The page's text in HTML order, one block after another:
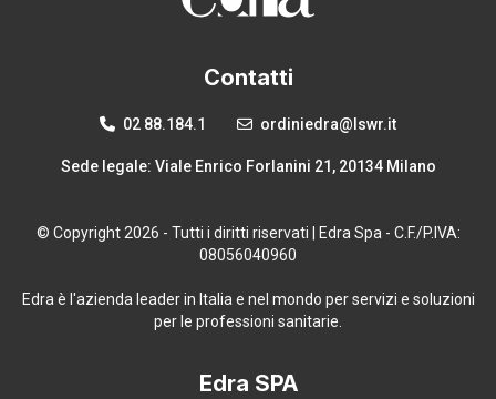
Contatti
02 88.184.1 ordiniedra@lswr.it
Sede legale: Viale Enrico Forlanini 21, 20134 Milano
© Copyright 2026 - Tutti i diritti riservati | Edra Spa - C.F./P.IVA:
08056040960
Edra è l'azienda leader in Italia e nel mondo per servizi e soluzioni
per le professioni sanitarie.
Edra SPA